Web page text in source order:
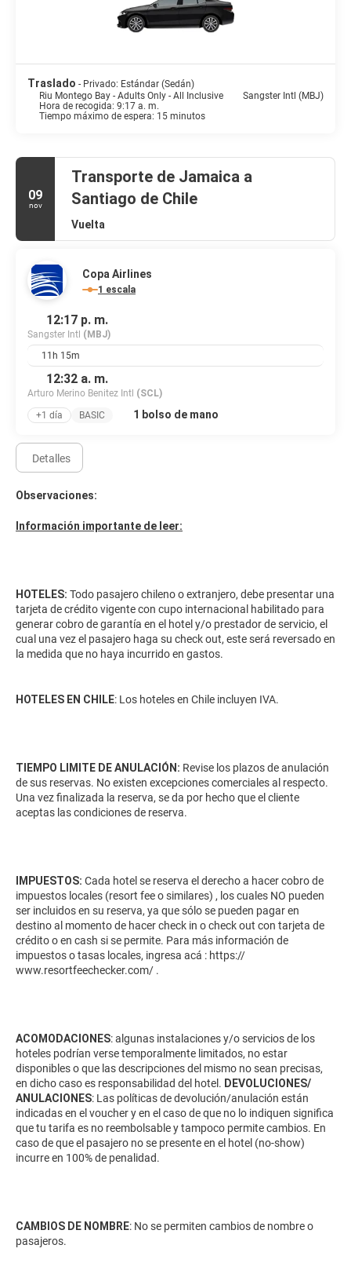
Traslado - Privado: Estándar (Sedán)
Riu Montego Bay - Adults Only - All Inclusive
Sangster Intl (MBJ)
Hora de recogida: 9:17 a. m.
Tiempo máximo de espera: 15 minutos
09
nov
Transporte de Jamaica a
Santiago de Chile
Vuelta
Copa Airlines
1 escala
12:17 p. m.
Sangster Intl (MBJ)
11h 15m
12:32 a. m.
Arturo Merino Benitez Intl (SCL)
+1 día
BASIC 1 bolso de mano
Detalles
Observaciones:
Información importante de leer:
HOTELES: Todo pasajero chileno o extranjero, debe presentar una
tarjeta de crédito vigente con cupo internacional habilitado para
generar cobro de garantía en el hotel y/o prestador de servicio, el
cual una vez el pasajero haga su check out, este será reversado en
la medida que no haya incurrido en gastos.
HOTELES EN CHILE: Los hoteles en Chile incluyen IVA.
TIEMPO LIMITE DE ANULACIÓN: Revise los plazos de anulación
de sus reservas. No existen excepciones comerciales al respecto.
Una vez finalizada la reserva, se da por hecho que el cliente
aceptas las condiciones de reserva.
IMPUESTOS: Cada hotel se reserva el derecho a hacer cobro de
impuestos locales (resort fee o similares) , los cuales NO pueden
ser incluidos en su reserva, ya que sólo se pueden pagar en
destino al momento de hacer check in o check out con tarjeta de
crédito o en cash si se permite. Para más información de
impuestos o tasas locales, ingresa acá : https://
www.resortfeechecker.com/ .
ACOMODACIONES: algunas instalaciones y/o servicios de los
hoteles podrían verse temporalmente limitados, no estar
disponibles o que las descripciones del mismo no sean precisas,
en dicho caso es responsabilidad del hotel. DEVOLUCIONES/
ANULACIONES: Las políticas de devolución/anulación están
indicadas en el voucher y en el caso de que no lo indiquen significa
que tu tarifa es no reembolsable y tampoco permite cambios. En
caso de que el pasajero no se presente en el hotel (no-show)
incurre en 100% de penalidad.
CAMBIOS DE NOMBRE: No se permiten cambios de nombre o
pasajeros.